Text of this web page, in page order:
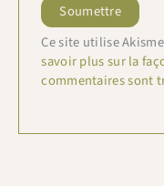
Ce site utilise
savoir plus sur la
commentaires sont